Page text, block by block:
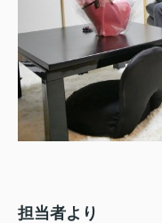
担当者より